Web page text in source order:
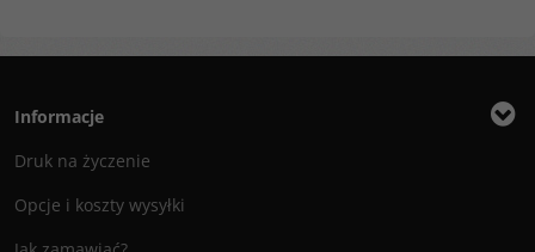
Informacje
Druk na życzenie
Opcje i koszty wysyłki